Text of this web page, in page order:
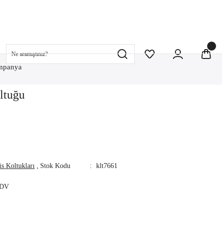
Koltukları , Stok Kodu klt7661